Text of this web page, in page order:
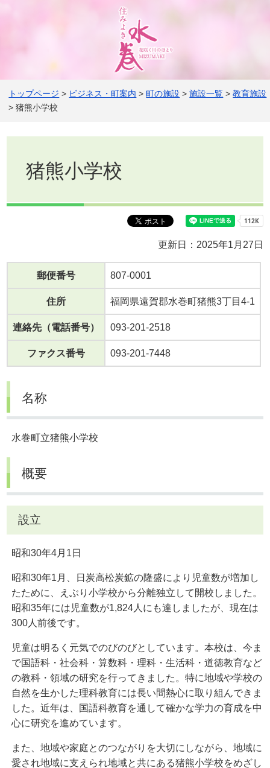
トップページ > ビジネス・町案内 >町の施設 >施設一覧 >教育施設
> 猪熊小学校
猪熊小学校
更新日：2025年1月27日
郵便番号 807-0001
住所 福岡県遠賀郡水巻町猪熊3丁目4-1
連絡先（電話番号） 093-201-2518
ファクス番号 093-201-7448
名称
水巻町立猪熊小学校
概要
設立
昭和30年4月1日
昭和30年1月、日炭高松炭鉱の隆盛により児童数が増加し
たために、えぶり小学校から分離独立して開校しました。
昭和35年には児童数が1,824人にも達しましたが、現在は
300人前後です。
児童は明るく元気でのびのびとしています。本校は、今ま
で国語科・社会科・算数科・理科・生活科・道徳教育など
の教科・領域の研究を行ってきました。特に地域や学校の
自然を生かした理科教育には長い間熱心に取り組んできま
した。近年は、国語科教育を通して確かな学力の育成を中
心に研究を進めています。
また、地域や家庭とのつながりを大切にしながら、地域に
愛され地域に支えられ地域と共にある猪熊小学校をめざし